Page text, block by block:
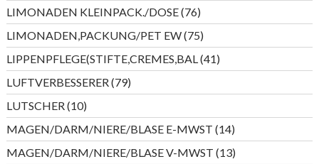
Produkt
LIMONADEN KLEINPACK./DOSE 7676
Produkte
LIMONADEN,PACKUNG/PET EW 7575
Produkte
LIPPENPFLEGE(STIFTE,CREMES,BAL 4141
Produkte
LUFTVERBESSERER 7979
Produkte
LUTSCHER 1010
Produkte
MAGEN/DARM/NIERE/BLASE E-MWST 1414
Produkte
MAGEN/DARM/NIERE/BLASE V-MWST 1313